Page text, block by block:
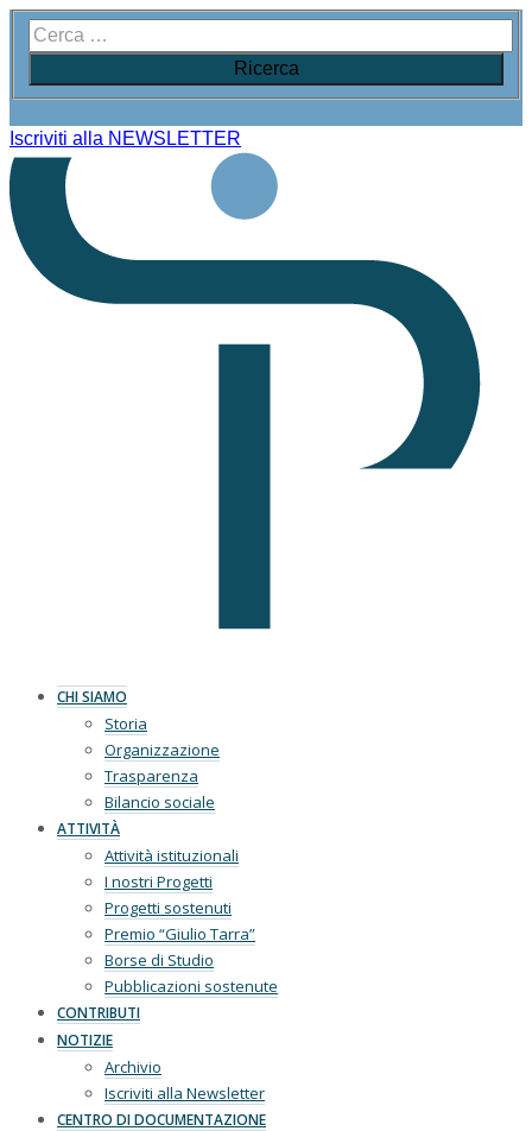
Iscriviti alla NEWSLETTER
CHI SIAMO
Storia
Organizzazione
Trasparenza
Bilancio sociale
ATTIVITÀ
Attività istituzionali
I nostri Progetti
Progetti sostenuti
Premio “Giulio Tarra”
Borse di Studio
Pubblicazioni sostenute
CONTRIBUTI
NOTIZIE
Archivio
Iscriviti alla Newsletter
CENTRO DI DOCUMENTAZIONE